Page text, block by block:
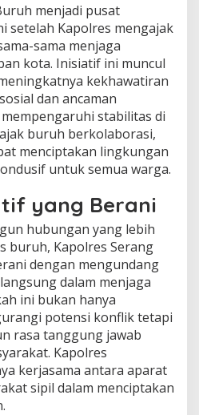
menjadi pusat
setelah Kapolres mengajak
sama menjaga
kota. Inisiatif ini muncul
kekhawatiran
dan ancaman
stabilitas di
buruh berkolaborasi,
menciptakan lingkungan
untuk semua warga.
yang Berani
hubungan yang lebih
buruh, Kapolres Serang
dengan mengundang
dalam menjaga
ini bukan hanya
potensi konflik tetapi
rasa tanggung jawab
Kapolres
kerjasama antara aparat
sipil dalam menciptakan